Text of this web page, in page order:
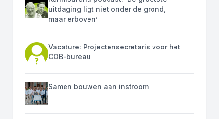
uitdaging ligt niet onder de grond,
maar erboven’
Vacature: Projectensecretaris voor het
COB-bureau
Samen bouwen aan instroom